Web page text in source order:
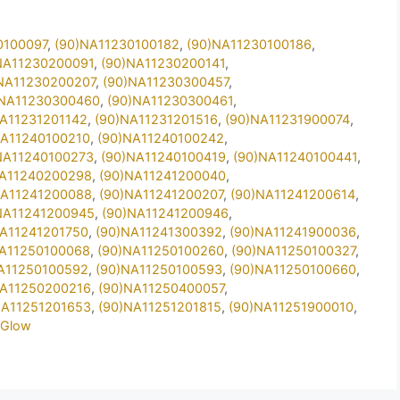
, (90)NA11230100182, (90)NA11230100186,
, (90)NA11230200141,
, (90)NA11230300457,
, (90)NA11230300461,
, (90)NA11231201516, (90)NA11231900074,
, (90)NA11240100242,
, (90)NA11240100419, (90)NA11240100441,
, (90)NA11241200040,
, (90)NA11241200207, (90)NA11241200614,
, (90)NA11241200946,
, (90)NA11241300392, (90)NA11241900036,
, (90)NA11250100260, (90)NA11250100327,
, (90)NA11250100593, (90)NA11250100660,
, (90)NA11250400057,
, (90)NA11251201815, (90)NA11251900010,